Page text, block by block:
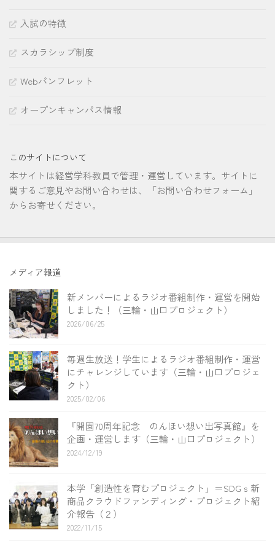
入試の特徴
スカラシップ制度
Webパンフレット
オープンキャンパス情報
このサイトについて
本サイトは経営学科教員で管理・運営しています。サイトに
関するご意見やお問い合わせは、「お問い合わせフォーム」
からお寄せください。
メディア報道
新メンバーによるラジオ番組制作・運営を開始
しました！（三輪・山口プロジェクト）
2026/06/25
毎週生放送！学生によるラジオ番組制作・運営
にチャレンジしています（三輪・山口プロジェ
クト）
2025/02/06
『開園70周年記念 のんほい想い出写真館』を
企画・運営します（三輪・山口プロジェクト）
2024/12/19
本学「創造性を育むプロジェクト」＝SDGｓ新
商品クラウドファンディング・プロジェクト紹
介報告（２）
2022/11/15